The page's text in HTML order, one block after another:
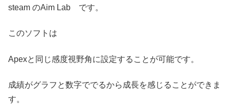
steam のAim Lab です。
このソフトは
Apexと同じ感度視野角に設定することが可能です。
成績がグラフと数字ででるから成長を感じることができま
す。